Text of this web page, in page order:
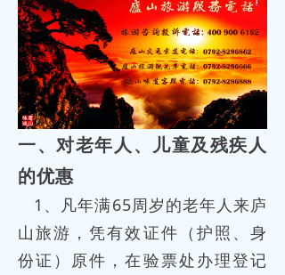
一、对老年人、儿童及残疾人
的优惠
1、凡年满65周岁的老年人来庐
山旅游，凭有效证件（护照、身
份证）原件，在验票处办理登记